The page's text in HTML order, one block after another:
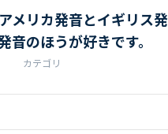
メリカ発音とイギリス
音のほうが好きです。
カテゴリ